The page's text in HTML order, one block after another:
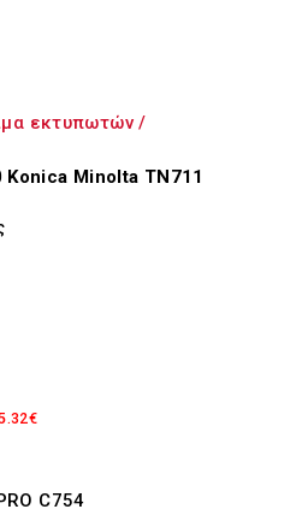
εκτυπωτών /
Konica Minolta TN711
C754